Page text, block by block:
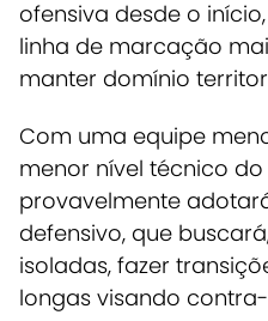
ofensiva desde o
linha de marcação
manter domínio
Com uma equipe
menor nível técnico
provavelmente
defensivo, que
isoladas, fazer
longas visando